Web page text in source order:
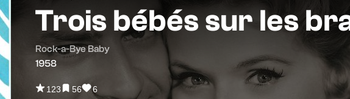
Trois bébés sur les
Rock-a-Bye Baby
1958
123 56 6